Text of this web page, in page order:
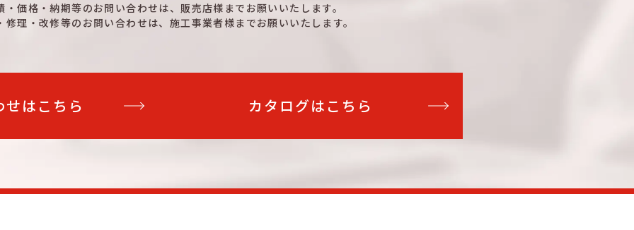
価格・納期等のお問い合わせは、 販売店様までお願いいたします。
理・改修等のお問い合わせは、 施工事業者様までお願いいたします。
はこちら カタログはこちら